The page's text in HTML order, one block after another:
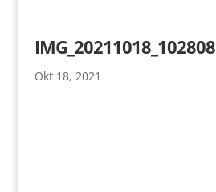
IMG_20211018_102808
Okt 18, 2021